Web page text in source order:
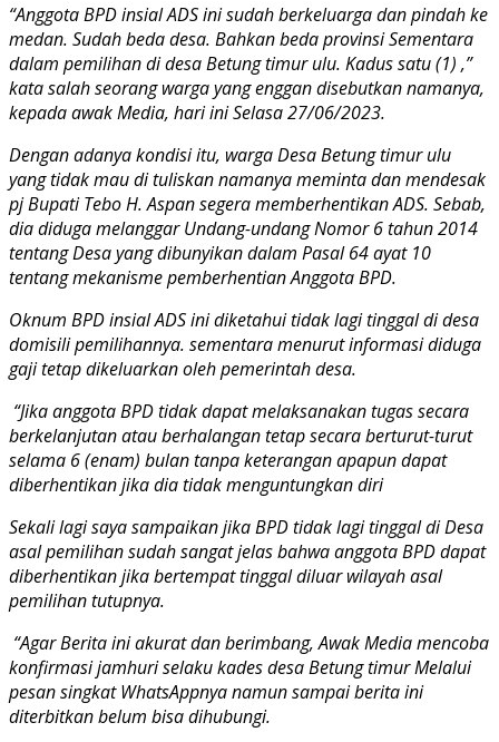
“Anggota BPD insial ADS ini sudah berkeluarga dan pindah ke
medan. Sudah beda desa. Bahkan beda provinsi Sementara
dalam pemilihan di desa Betung timur ulu. Kadus satu (1) ,”
kata salah seorang warga yang enggan disebutkan namanya,
kepada awak Media, hari ini Selasa 27/06/2023.
Dengan adanya kondisi itu, warga Desa Betung timur ulu
yang tidak mau di tuliskan namanya meminta dan mendesak
pj Bupati Tebo H. Aspan segera memberhentikan ADS. Sebab,
dia diduga melanggar Undang-undang Nomor 6 tahun 2014
tentang Desa yang dibunyikan dalam Pasal 64 ayat 10
tentang mekanisme pemberhentian Anggota BPD.
Oknum BPD insial ADS ini diketahui tidak lagi tinggal di desa
domisili pemilihannya. sementara menurut informasi diduga
gaji tetap dikeluarkan oleh pemerintah desa.
“Jika anggota BPD tidak dapat melaksanakan tugas secara
berkelanjutan atau berhalangan tetap secara berturut-turut
selama 6 (enam) bulan tanpa keterangan apapun dapat
diberhentikan jika dia tidak menguntungkan diri
Sekali lagi saya sampaikan jika BPD tidak lagi tinggal di Desa
asal pemilihan sudah sangat jelas bahwa anggota BPD dapat
diberhentikan jika bertempat tinggal diluar wilayah asal
pemilihan tutupnya.
“Agar Berita ini akurat dan berimbang, Awak Media mencoba
konfirmasi jamhuri selaku kades desa Betung timur Melalui
pesan singkat WhatsAppnya namun sampai berita ini
diterbitkan belum bisa dihubungi.